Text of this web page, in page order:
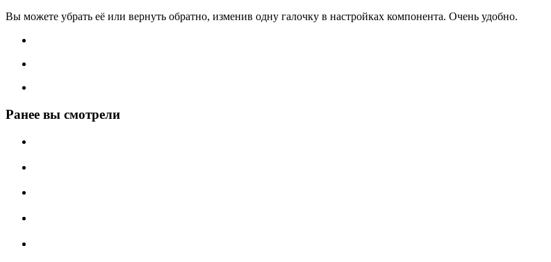
Вы можете убрать её или вернуть обратно, изменив одну галочку в настройках компонента. Очень удобно.
Ранее вы смотрели